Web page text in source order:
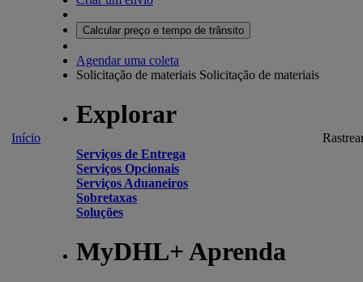
Início
Calcular preço e tempo de trânsito
Agendar uma coleta
Solicitação de materiais Solicitação de materiais
Explorar
Serviços de Entrega
Serviços Opcionais
Serviços Aduaneiros
Sobretaxas
Soluções
MyDHL+ Aprenda